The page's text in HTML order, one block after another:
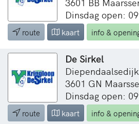
Dinsdag open:
route kaart info &
De Sirkel
3601 GN
Dinsdag open:
route kaart info &